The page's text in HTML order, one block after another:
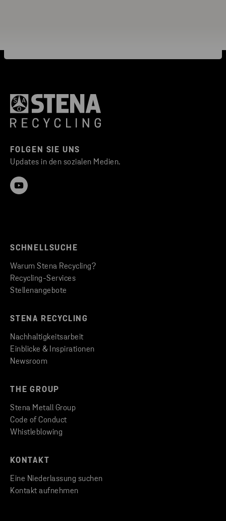
FOLGEN SIE UNS
Updates in den sozialen Medien.
SCHNELLSUCHE
Warum Stena Recycling?
Recycling-Services
Stellenangebote
STENA RECYCLING
Nachhaltigkeitsarbeit
Einblicke & Inspirationen
Newsroom
THE GROUP
Stena Metall Group
Code of Conduct
Whistleblowing
KONTAKT
Eine Niederlassung suchen
Kontakt aufnehmen